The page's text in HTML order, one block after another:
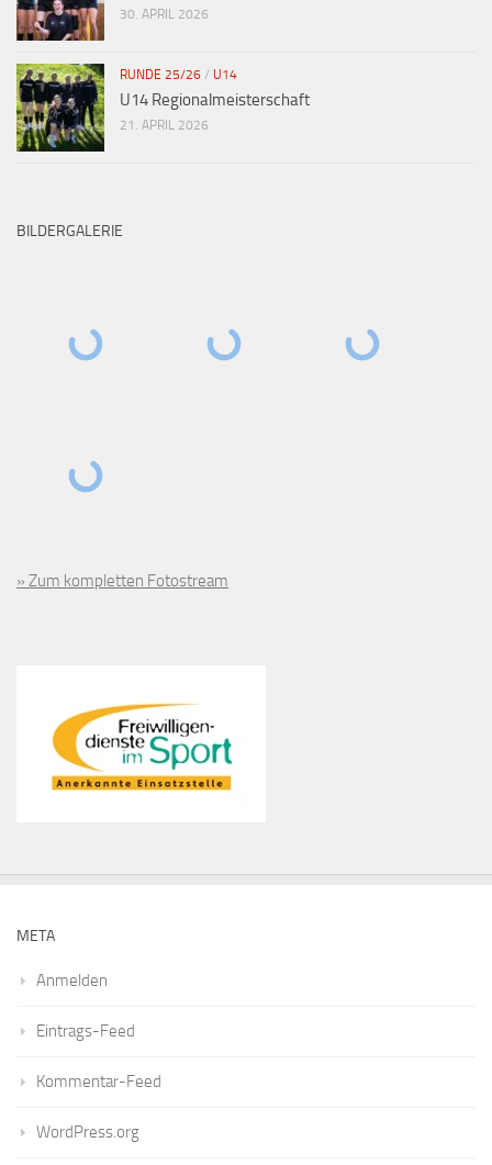
30. APRIL 2026
RUNDE 25/26 / U14
U14 Regionalmeisterschaft
21. APRIL 2026
BILDERGALERIE
» Zum kompletten Fotostream
META
Anmelden
Eintrags-Feed
Kommentar-Feed
WordPress.org